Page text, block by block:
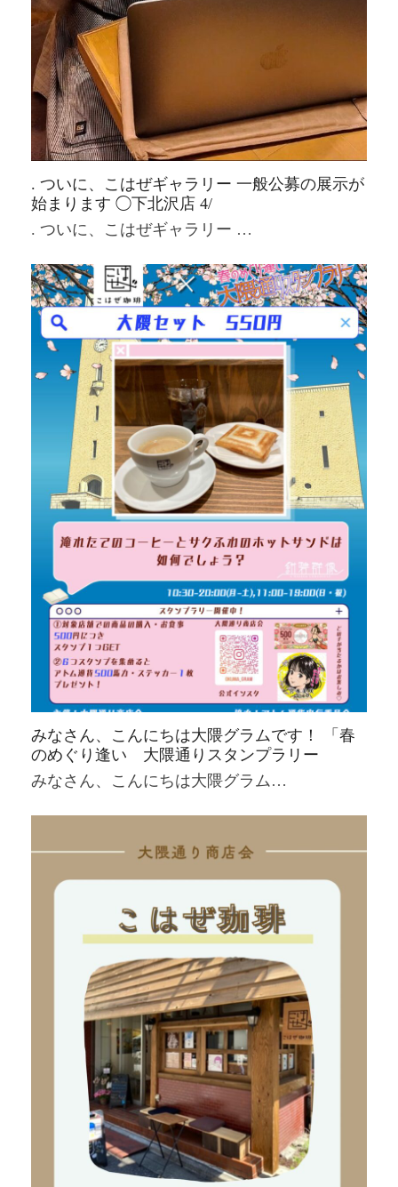
. ついに、こはぜギャラリー 一般公募の展示が
始まります ◯下北沢店 4/
. ついに、こはぜギャラリー …
みなさん、こんにちは大隈グラムです！ 「春
のめぐり逢い 大隈通りスタンプラリー
みなさん、こんにちは大隈グラム…